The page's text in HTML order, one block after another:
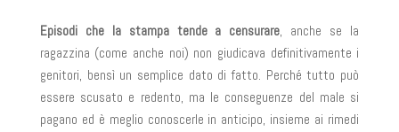
Episodi che la stampa tende a censurare, anche se la
ragazzina (come anche noi) non giudicava definitivamente i
genitori, bensì un semplice dato di fatto. Perché tutto può
essere scusato e redento, ma le conseguenze del male si
pagano ed è meglio conoscerle in anticipo, insieme ai rimedi